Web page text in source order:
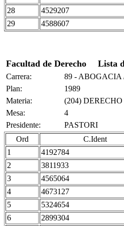
28 4529207
29 4588607
Facultad de Derecho Lista
Carrera:
89 - ABOGACIA
Plan:
1989
Materia:
(204)
Mesa:
4
Presidente:
PASTORI
Ord
C.Ident
1
4192784
2 3811933
3 4565064
4 4673127
5 5324654
6 2899304